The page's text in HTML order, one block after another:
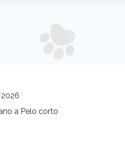
a Pelo corto